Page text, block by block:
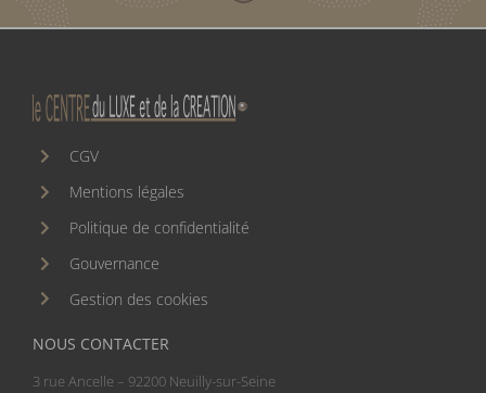
CGV
Mentions légales
Politique de confidentialité
Gouvernance
Gestion des cookies
NOUS CONTACTER
3 rue Ancelle – 92200 Neuilly-sur-Seine